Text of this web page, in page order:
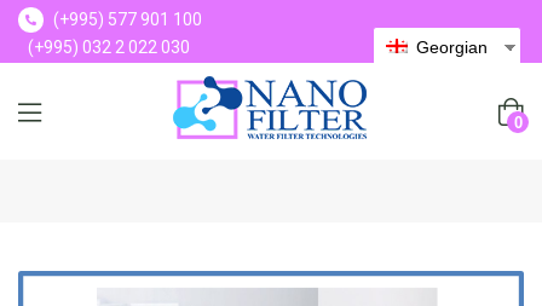
(+995) 577 901 100
(+995) 032 2 022 030
Georgian
0